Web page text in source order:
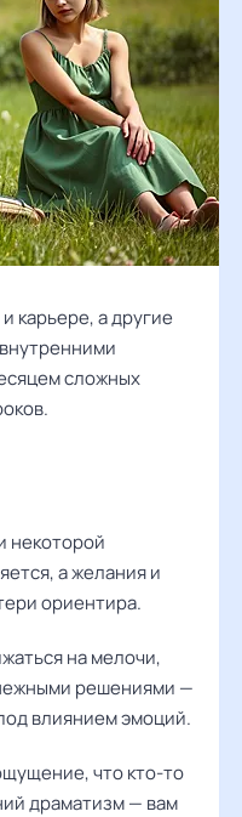
карьере, а другие
сложных
некоторой
а желания и
ориентира.
на мелочи,
решениями —
влиянием эмоций.
что кто-то
драматизм — вам